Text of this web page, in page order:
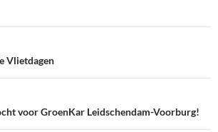
Vlietdagen
voor GroenKar Leidschendam-Voorburg!